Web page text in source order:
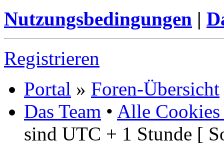
Nutzungsbedingungen |
Registrieren
Portal » Foren-Übersicht
Das Team • Alle Cookies
sind UTC + 1 Stunde [